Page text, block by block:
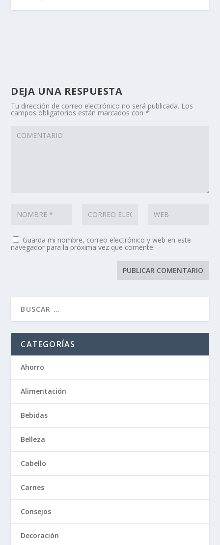
DEJA UNA RESPUESTA
Tu dirección de correo electrónico no será publicada. Los
campos obligatorios están marcados con*
Guarda mi nombre, correo electrónico y web en este
navegador para la próxima vez que comente.
CATEGORÍAS
Ahorro
Alimentación
Bebidas
Belleza
Cabello
Carnes
Consejos
Decoración